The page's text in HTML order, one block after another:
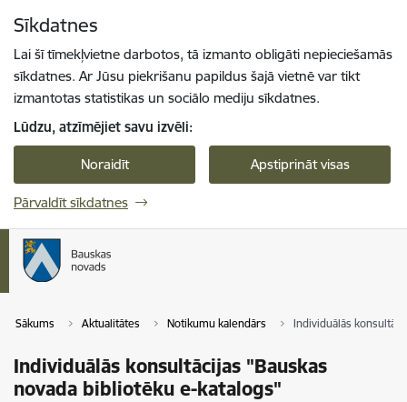
Sīkdatnes
Lai šī tīmekļvietne darbotos, tā izmanto obligāti nepieciešamās
sīkdatnes. Ar Jūsu piekrišanu papildus šajā vietnē var tikt
izmantotas statistikas un sociālo mediju sīkdatnes.
Lūdzu, atzīmējiet savu izvēli:
Noraidīt Apstiprināt visas
Pārvaldīt sīkdatnes
Sākums Aktualitātes Notikumu kalendārs Individuālās
Individuālās konsultācijas "Bauskas
novada bibliotēku e-katalogs"